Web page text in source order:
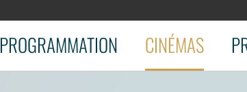
PROGRAMMATION CINÉMAS